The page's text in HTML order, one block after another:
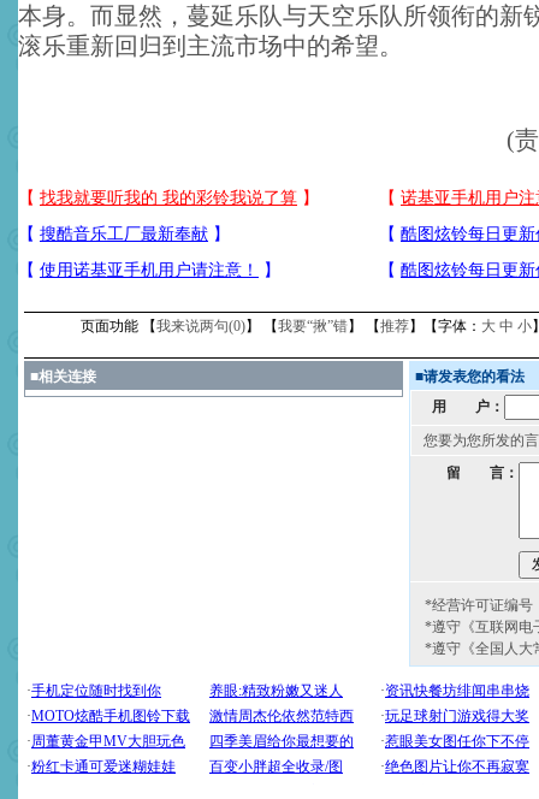
本身。而显然，蔓延乐队与天空乐队所领衔的新
滚乐重新回归到主流市场中的希望。
(
页面功能 【我来说两句(0)】 【我要“揪”错】 【推荐】【字体： 大 中 小
■相关连接 ■请发表您的看法
用 户：
您要为您所发的
留 言：
*经营许可证编号
*遵守《互联网电
*遵守《全国人大